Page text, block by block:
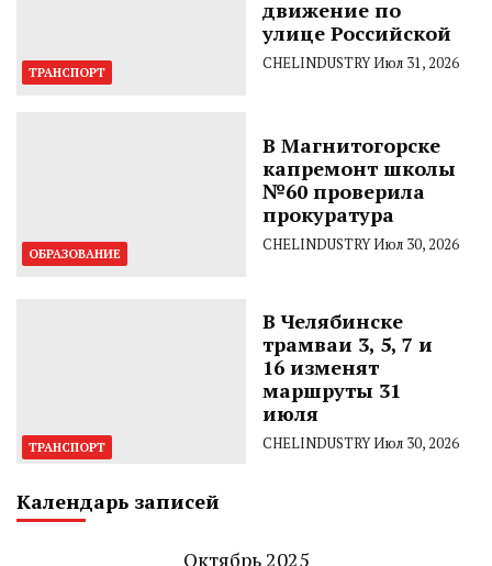
ТРАНСПОРТ
движение по
улице Российской
CHELINDUSTRYИюл 31, 2026
ОБРАЗОВАНИЕ
В Магнитогорске
капремонт школы
№60 проверила
прокуратура
CHELINDUSTRYИюл 30, 2026
ТРАНСПОРТ
В Челябинске
трамваи 3, 5, 7 и
16 изменят
маршруты 31
июля
CHELINDUSTRYИюл 30, 2026
Календарь записей
Октябрь 2025